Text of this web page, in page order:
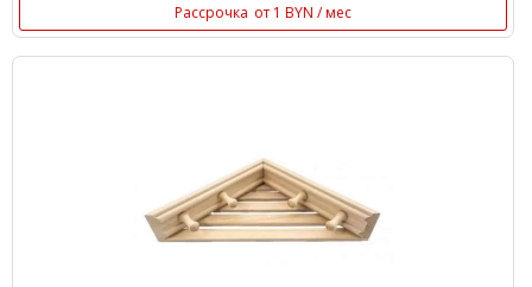
Рассрочка от 1 BYN / мес